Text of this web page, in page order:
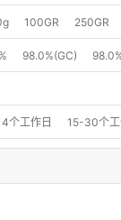
100GR 250GR
SAMPLE 500ML
98.0%(GC)
个工作日 15-30个工